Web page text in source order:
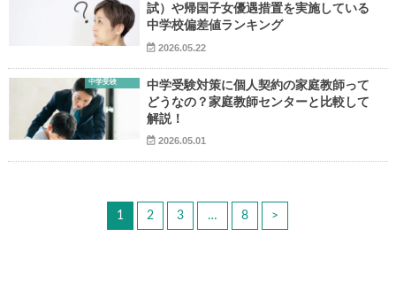
試）や帰国子女優遇措置を実施している
中学校偏差値ランキング
2026.05.22
中学受験
中学受験対策に個人契約の家庭教師って
どうなの？家庭教師センターと比較して
解説！
2026.05.01
1 2 3 … 8 >